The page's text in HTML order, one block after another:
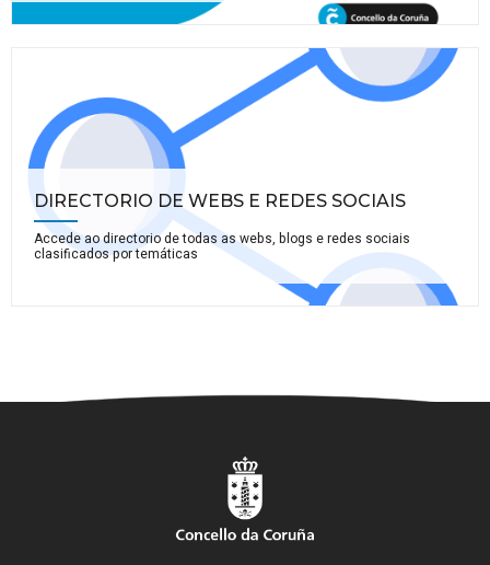
DIRECTORIO DE WEBS E REDES SOCIAIS
Accede ao directorio de todas as webs, blogs e redes sociais
clasificados por temáticas